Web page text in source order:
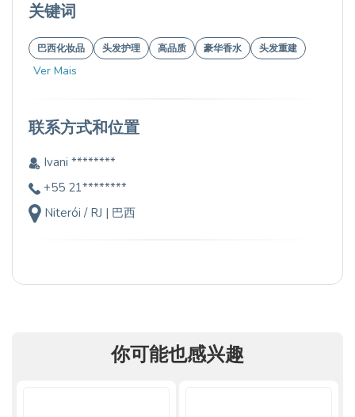
关键词
巴西化妆品 头发护理 高品质 豪华香水 头发重建
Ver Mais
联系方式和位置
Ivani ********
+55 21********
Niterói / RJ | 巴西
你可能也感兴趣